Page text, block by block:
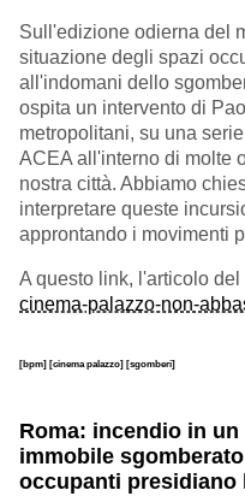
Sull'edizione odierna del
situazione degli spazi
all'indomani dello
ospita un intervento di
metropolitani, su una
ACEA all'interno di molte
nostra città. Abbiamo
interpretare queste
approntando i movimenti
A questo link, l'articolo del
cinema-palazzo-non-
[bpm] [cinema palazzo] [sgomberi]
Roma: incendio in
immobile
occupanti presidiano